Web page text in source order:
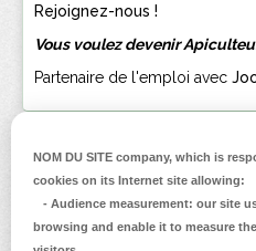
Rejoignez-nous !
Vous voulez devenir
Partenaire de l'emploi avec
Inscrivez-vous
à la Newsletter
NOM DU SITE company, which is
cookies on its Internet site allowing:
- Audience measurement: our site
browsing and enable it to measure